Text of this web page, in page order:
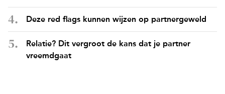
Deze red flags kunnen wijzen op partnergeweld
Relatie? Dit vergroot de kans dat je partner
vreemdgaat